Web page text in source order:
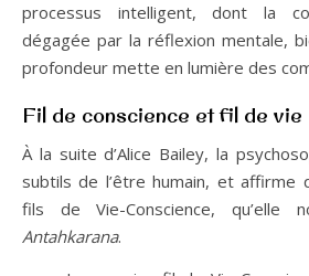
processus intelligent, dont la
dégagée par la réflexion mentale,
profondeur mette en lumière des
Fil de conscience et fil de vie
À la suite d’Alice Bailey, la
subtils de l’être humain, et affirme
fils de Vie-Conscience, qu’elle
Antahkarana.